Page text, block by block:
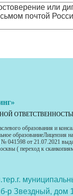
или
почтой
образования и
образованиеЛицензия
№ 041598 от 21.07.2021
( переход к
б-р Звездный, дом